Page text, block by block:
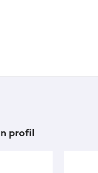
profil